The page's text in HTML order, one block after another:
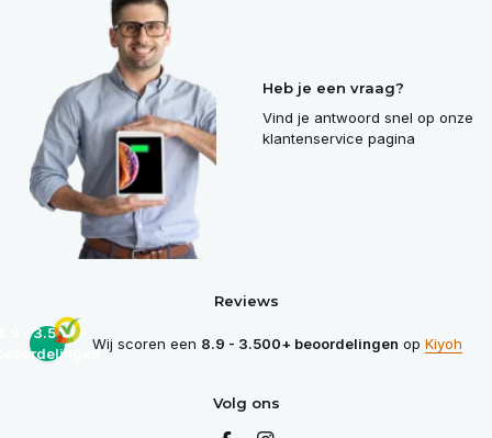
Heb je een vraag?
Vind je antwoord snel op onze
klantenservice pagina
Reviews
- 3.500+
Wij scoren een 8.9 - 3.500+ beoordelingen op Kiyoh
Volg ons